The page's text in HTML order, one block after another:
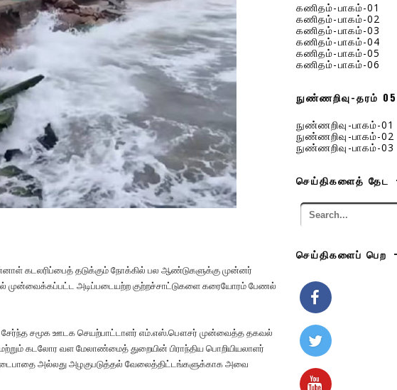
கடலரிப்பைத் தடுக்கும் நோக்கில் பல ஆண்டுகளுக்கு முன்னர்
முன்வைக்கப்பட்ட அடிப்படையற்ற குற்றச்சாட்டுகளை கரையோரம் பேணல்
சேர்ந்த சமூக ஊடக செயற்பாட்டாளர் எம்.எஸ்.பௌசர் முன்வைத்த தகவல்
கடலோர வள மேலாண்மைத் துறையின் பிராந்திய பொறியியலாளர்
அல்லது அழகுபடுத்தல் வேலைத்திட்டங்களுக்காக அவை
கணிதம்-பாகம்-01
கணிதம்-பாகம்-02
கணிதம்-பாகம்-03
கணிதம்-பாகம்-04
கணிதம்-பாகம்-05
கணிதம்-பாகம்-06
நுண்ணறிவு-தரம் 05
நுண்ணறிவு-பாகம்-01
நுண்ணறிவு-பாகம்-02
நுண்ணறிவு-பாகம்-03
செய்திகளைத் தேட
செய்திகளைப் பெற